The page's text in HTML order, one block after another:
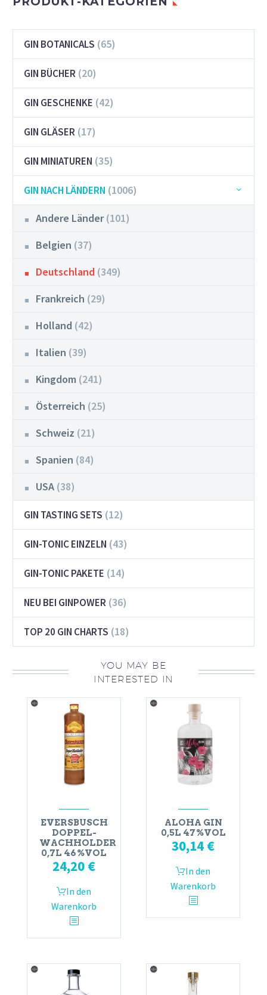
GIN BOTANICALS (65)
GIN BÜCHER (20)
GIN GESCHENKE (42)
GIN GLÄSER (17)
GIN MINIATUREN (35)
GIN NACH LÄNDERN (1006)
Andere Länder (101)
Belgien (37)
Deutschland (349)
Frankreich (29)
Holland (42)
Italien (39)
Kingdom (241)
Österreich (25)
Schweiz (21)
Spanien (84)
USA (38)
GIN TASTING SETS (12)
GIN-TONIC EINZELN (43)
GIN-TONIC PAKETE (14)
NEU BEI GINPOWER (36)
TOP 20 GIN CHARTS (18)
YOU MAY BE
INTERESTED IN
EVERSBUSCH
DOPPEL-
WACHHOLDER
0,7L 46%VOL
24,20 €
In den
Warenkorb
ALOHA GIN
0,5L 47%VOL
30,14 €
In den
Warenkorb